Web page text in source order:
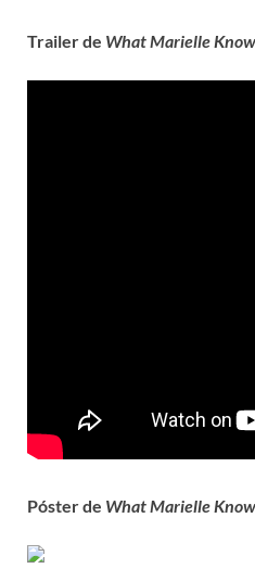
Trailer de What Marielle
Póster de What Marielle